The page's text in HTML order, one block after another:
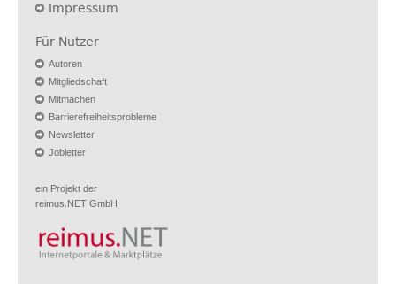
Impressum
Für Nutzer
Autoren
Mitgliedschaft
Mitmachen
Barrierefreiheitsprobleme
Newsletter
Jobletter
ein Projekt der
reimus.NET GmbH